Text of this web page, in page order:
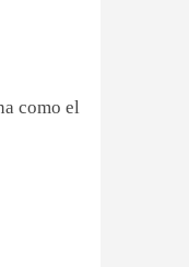
como el